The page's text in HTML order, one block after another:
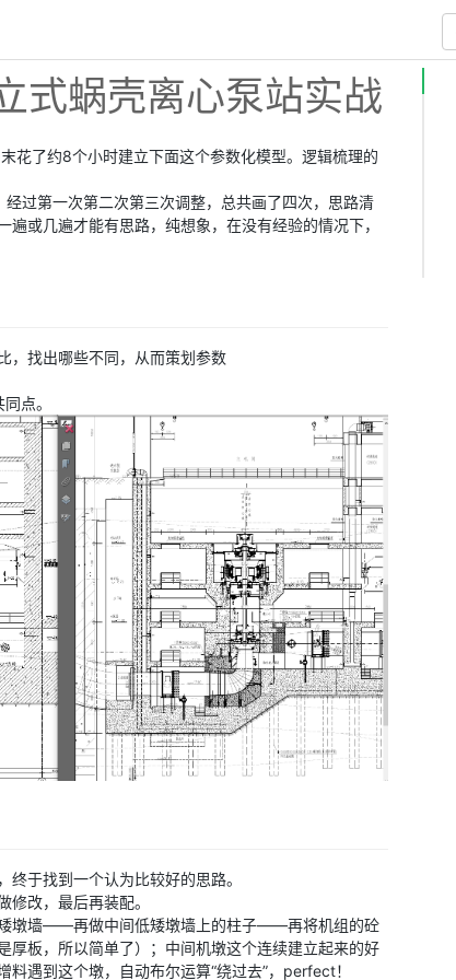
式蜗壳离心泵站实战
花了约8个小时建立下面这个参数化模型。逻辑梳理的
过第一次第二次第三次调整，总共画了四次，思路清
或几遍才能有思路，纯想象，在没有经验的情况下，
，找出哪些不同，从而策划参数
点。
于找到一个认为比较好的思路。
改，最后再装配。
墩墙——再做中间低矮墩墙上的柱子——再将机组的砼
板，所以简单了）；中间机墩这个连续建立起来的好
遇到这个墩，自动布尔运算“绕过去”，perfect！